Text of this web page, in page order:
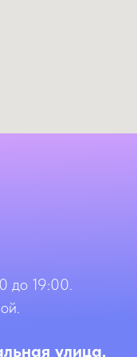
до 19:00.
улица,